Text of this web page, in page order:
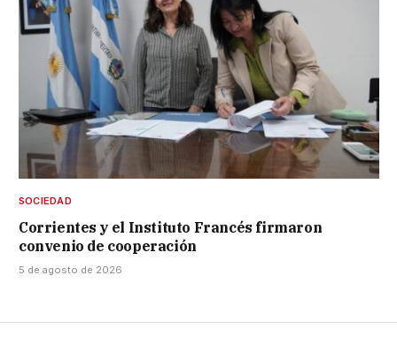
SOCIEDAD
Corrientes y el Instituto Francés firmaron
convenio de cooperación
5 de agosto de 2026